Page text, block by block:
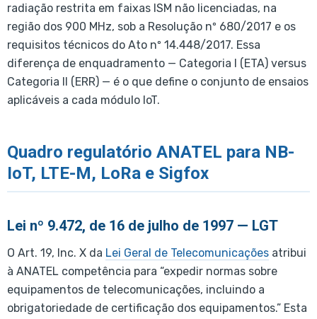
radiação restrita em faixas ISM não licenciadas, na
região dos 900 MHz, sob a Resolução nº 680/2017 e os
requisitos técnicos do Ato nº 14.448/2017. Essa
diferença de enquadramento — Categoria I (ETA) versus
Categoria II (ERR) — é o que define o conjunto de ensaios
aplicáveis a cada módulo IoT.
Quadro regulatório ANATEL para NB-
IoT, LTE-M, LoRa e Sigfox
Lei nº 9.472, de 16 de julho de 1997 — LGT
O Art. 19, Inc. X da Lei Geral de Telecomunicações atribui
à ANATEL competência para “expedir normas sobre
equipamentos de telecomunicações, incluindo a
obrigatoriedade de certificação dos equipamentos.” Esta